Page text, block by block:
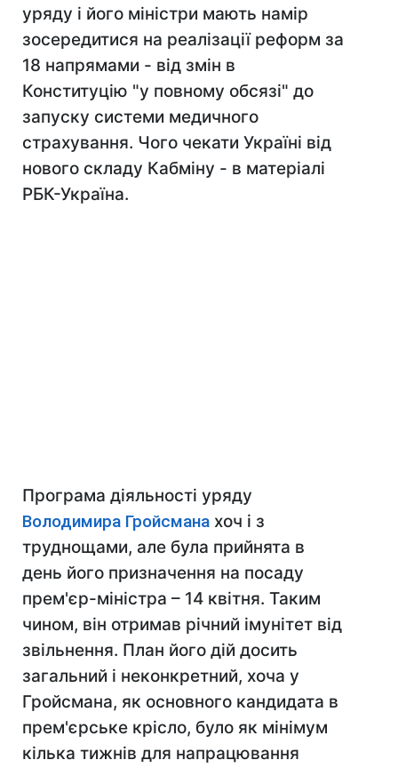
уряду і його міністри мають намір
зосередитися на реалізації реформ за
18 напрямами - від змін в
Конституцію "у повному обсязі" до
запуску системи медичного
страхування. Чого чекати Україні від
нового складу Кабміну - в матеріалі
РБК-Україна.
Програма діяльності уряду
Володимира Гройсмана хоч і з
труднощами, але була прийнята в
день його призначення на посаду
прем'єр-міністра – 14 квітня. Таким
чином, він отримав річний імунітет від
звільнення. План його дій досить
загальний і неконкретний, хоча у
Гройсмана, як основного кандидата в
прем'єрське крісло, було як мінімум
кілька тижнів для напрацювання